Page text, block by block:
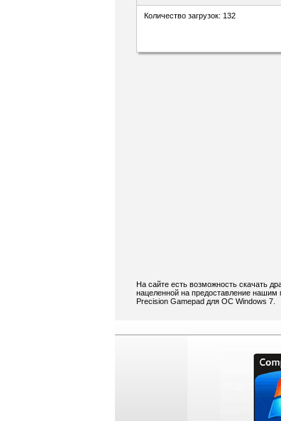
Количество загрузок: 132
На сайте есть возможность скачать
нацеленной на предоставление нашим
Precision Gamepad для ОС Windows 7.